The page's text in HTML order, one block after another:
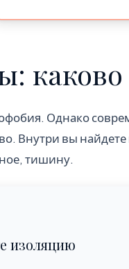
каково
Однако
Внутри вы найдете
тишину.
изоляцию